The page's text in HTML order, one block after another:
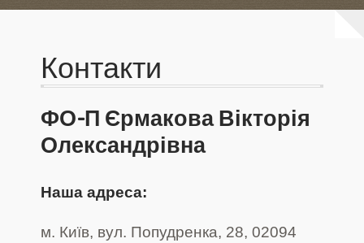
Для авторів
Контакти
Контакти
ФО-П Єрмакова Вікторія
Олександрівна
Наша адреса:
м. Київ, вул. Попудренка, 28, 02094